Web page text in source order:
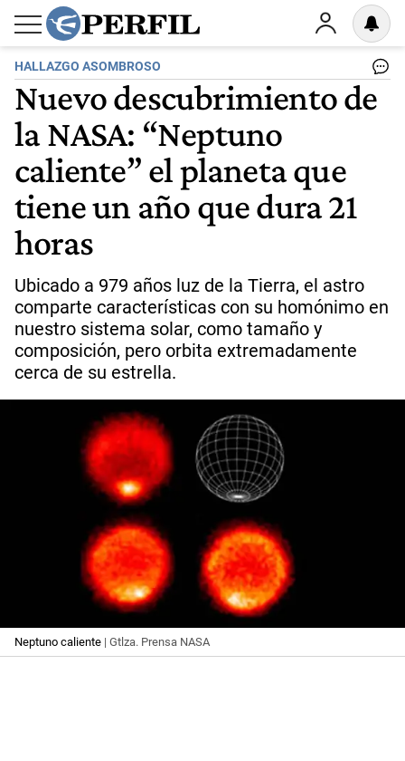
HALLAZGO ASOMBROSO
Nuevo descubrimiento de
la NASA: “Neptuno
caliente” el planeta que
tiene un año que dura 21
horas
Ubicado a 979 años luz de la Tierra, el astro
comparte características con su homónimo en
nuestro sistema solar, como tamaño y
composición, pero orbita extremadamente
cerca de su estrella.
Neptuno caliente | Gtlza. Prensa NASA